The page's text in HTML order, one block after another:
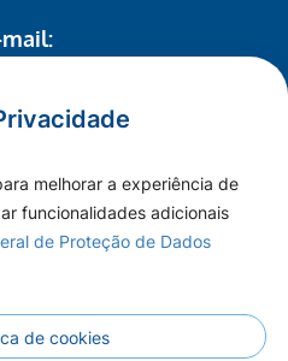
mail:
do Site
a Câmara
Cidade
melhorar a experiência de
funcionalidades adicionais
de Proteção de Dados
de cookies